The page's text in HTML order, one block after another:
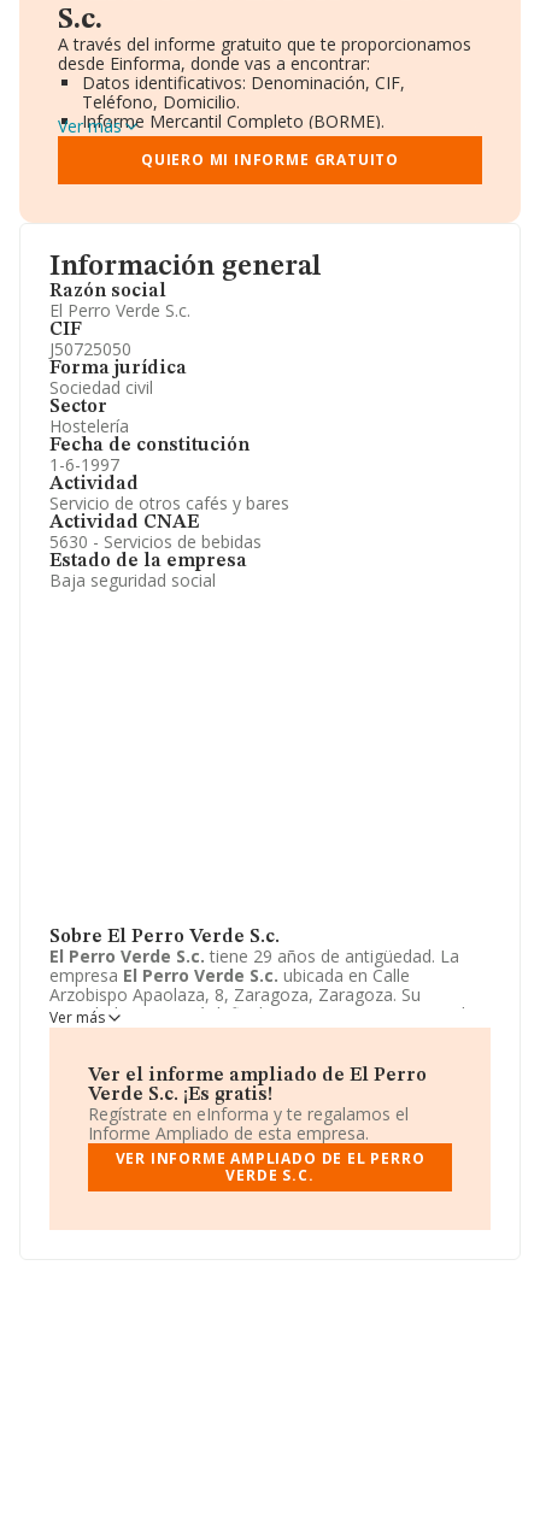
Información general
Razón social
El Perro Verde S.c.
CIF
J50725050
Forma jurídica
Sociedad civil
Sector
Hostelería
Fecha de constitución
1-6-1997
Actividad
Servicio de otros cafés y bares
Actividad CNAE
5630 - Servicios de bebidas
Estado de la empresa
Baja seguridad social
Sobre El Perro Verde S.c.
El Perro Verde S.c. tiene 29 años de antigüedad. La
empresa El Perro Verde S.c. ubicada en Calle
Arzobispo Apaolaza, 8, Zaragoza, Zaragoza. Su
actividad CNAE está definida como 5630 - Servicios de
bebidas. La forma jurídica deEl Perro Verde S.c.es
Ver más
Ver el informe ampliado de El Perro
Verde S.c. ¡Es gratis!
Regístrate en eInforma y te regalamos el
Informe Ampliado de esta empresa.
VER INFORME AMPLIADO DE EL PERRO
VERDE S.C.
S.c.
A través del informe gratuito que te proporcionamos
desde Einforma, donde vas a encontrar:
Datos identificativos: Denominación, CIF,
Teléfono, Domicilio.
Informe Mercantil Completo (BORME).
Gráficos de Evolución Ventas y Empleados.
Consejo de Administración y Administradores.
Directivos y Ejecutivos.
Información oficial y registral complementaria.
Ver más
QUIERO MI INFORME GRATUITO